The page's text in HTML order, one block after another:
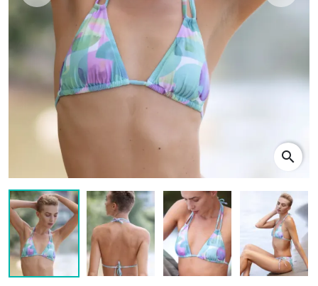
search